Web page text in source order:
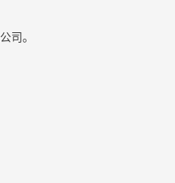
司。